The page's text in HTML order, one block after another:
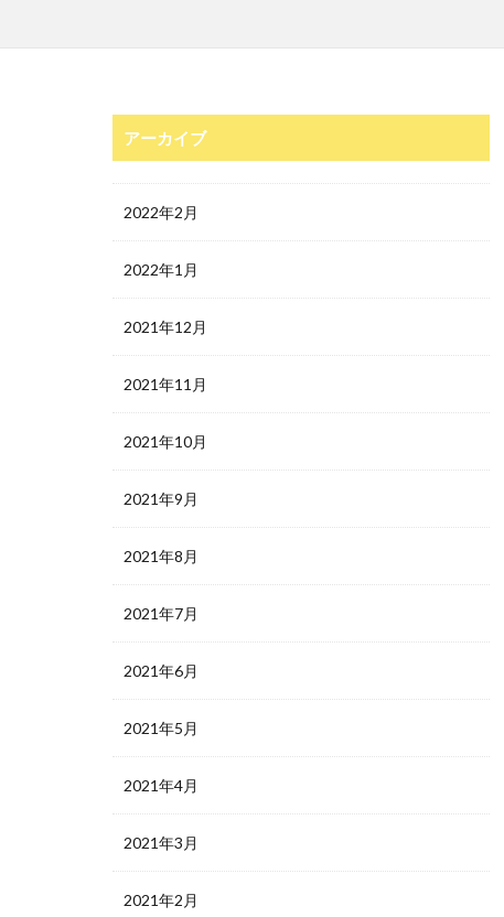
アーカイブ
2022年2月
2022年1月
2021年12月
2021年11月
2021年10月
2021年9月
2021年8月
2021年7月
2021年6月
2021年5月
2021年4月
2021年3月
2021年2月